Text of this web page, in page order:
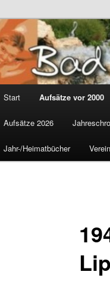
Wolfgang
Gemeinsam für Bad
Start Aufsätze vor 2000
Aufsätze 2026
Jahr-/Heimatbücher